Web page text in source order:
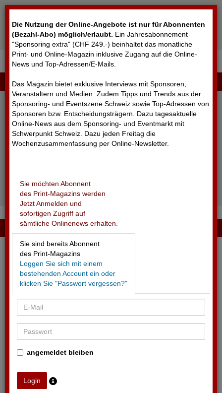
Die Nutzung der Online-Angebote ist nur für Abonnenten
(Bezahl-Abo) möglich/erlaubt. Ein Jahresabonnement
"Sponsoring extra" (CHF 249.-) beinhaltet das monatliche
Print- und Online-Magazin inklusive Zugang auf die Online-
News und Top-Adressen/E-Mails.
Das Magazin bietet exklusive Interviews mit Sponsoren,
Veranstaltern und Medien. Zudem Tipps und Trends aus der
Sponsoring- und Eventszene Schweiz sowie Top-Adressen von
Sponsoren bzw. Entscheidungsträgern. Dazu tagesaktuelle
Online-News aus dem Sponsoring- und Eventmarkt mit
Schwerpunkt Schweiz. Dazu jeden Freitag die
Wochenzusammenfassung per Online-Newsletter.
Sie möchten Abonnent
des Print-Magazins werden
Jetzt Anmelden und
sofortigen Zugriff auf
sämtliche Onlinenews erhalten.
Sie sind bereits Abonnent
des Print-Magazins
Loggen Sie sich mit einem
bestehenden Account ein oder
klicken Sie "Passwort vergessen?"
angemeldet bleiben
LOGIN
Passwort vergessen?
Noch nicht registriert?
25.06.2026 - ZURICH FILM FESTIVAL
Drei neue Sponsoren gefunden
Cookie-Einstellungen